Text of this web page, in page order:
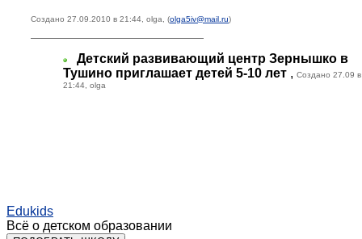
Создано 27.09.2010 в 21:44, olga, (olga5iv@mail.ru)
Детский развивающий центр Зернышко в
Тушино приглашает детей 5-10 лет , Создано 27.09 в
21:44, olga
Edukids
Всё о детском образовании